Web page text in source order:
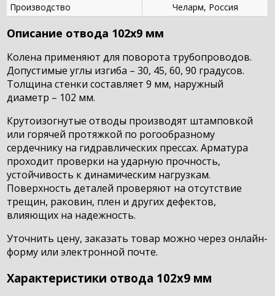
Производство
Челарм, Россия
Описание отвода 102х9 мм
Колена применяют для поворота трубопроводов.
Допустимые углы изгиба – 30, 45, 60, 90 градусов.
Толщина стенки составляет 9 мм, наружный
диаметр – 102 мм.
Крутоизогнутые отводы производят штамповкой
или горячей протяжкой по рогообразному
сердечнику на гидравлических прессах. Арматура
проходит проверки на ударную прочность,
устойчивость к динамическим нагрузкам.
Поверхность деталей проверяют на отсутствие
трещин, раковин, плен и других дефектов,
влияющих на надежность.
Уточнить цену, заказать товар можно через онлайн-
форму или электронной почте.
Характеристики отвода 102х9 мм